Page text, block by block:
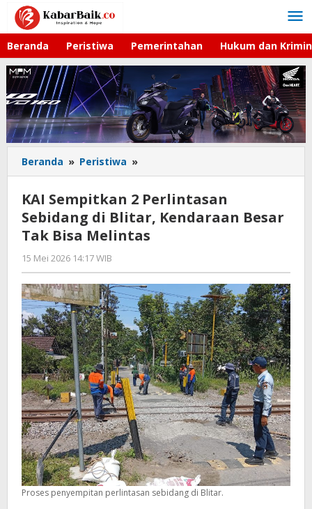
Lewati
konten
Beranda Peristiwa Pemerintahan Hukum dan
Beranda » Peristiwa »
Sempitkan
Perlintasan
Sebidang
di
Tak
Bisa
Melintas
KAI Sempitkan 2 Perlintasan
Sebidang di Blitar, Kendaraan Besar
Tak Bisa Melintas
15 Mei 2026 14:17 WIB
Andika
DP
Proses penyempitan perlintasan sebidang di Blitar.